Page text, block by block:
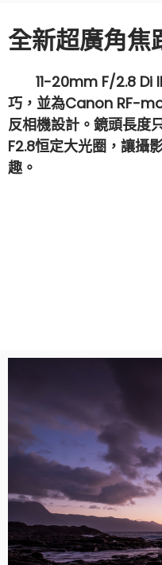
全新超廣角焦
11-20mm F/2.8 Di
巧，並為Canon RF-
反相機設計。鏡頭長度
F2.8恒定大光圈，讓攝
趣。